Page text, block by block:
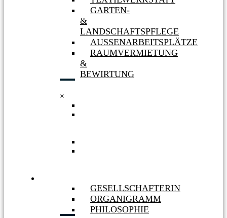
GARTEN-
&
LANDSCHAFTSPFLEGE
AUSSENARBEITSPLÄTZE
RAUMVERMIETUNG
&
BEWIRTUNG
×
GESELLSCHAFTERIN
ORGANIGRAMM
PHILOSOPHIE